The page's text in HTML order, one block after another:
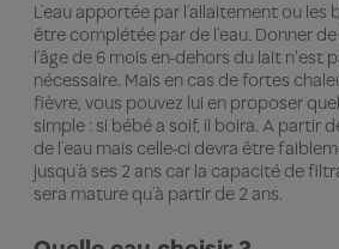
L’eau apportée par l’allaitement ou
être complétée par de l’eau. Donner
l’âge de 6 mois en-dehors du lait n'est
nécessaire. Mais en cas de fortes
fièvre, vous pouvez lui en proposer
simple : si bébé a soif, il boira. A partir
de l’eau mais celle-ci devra être
jusqu’à ses 2 ans car la capacité de
sera mature qu’à partir de 2 ans.